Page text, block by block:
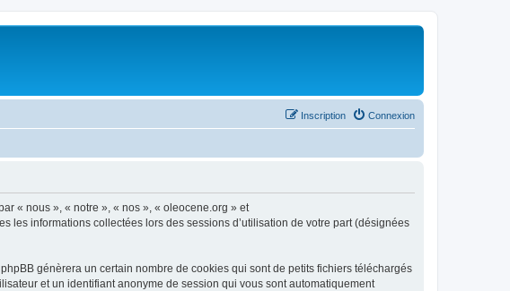
Connexion
Inscription
« nous », « notre », « nos », « oleocene.org » et
les informations collectées lors des sessions d’utilisation de votre part (désignées
génèrera un certain nombre de cookies qui sont de petits fichiers téléchargés
et un identifiant anonyme de session qui vous sont automatiquement